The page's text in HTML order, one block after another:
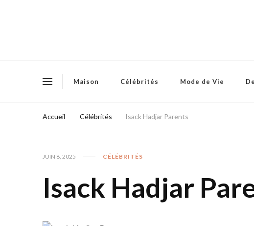
Maison Célébrités Mode de Vie
Accueil Célébrités Isack Hadjar Parents
JUIN 8, 2025 CÉLÉBRITÉS
Isack Hadjar